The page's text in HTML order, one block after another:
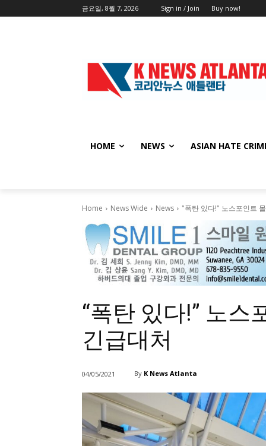
금요일, 8월 7, 2026 Sign in / Join Buy now!
HOME NEWS ASIAN HATE
Home News Wide News "폭탄 있다!" 노스포인트
“폭탄 있다!” 노스
긴급대처
04/05/2021 By K News Atlanta